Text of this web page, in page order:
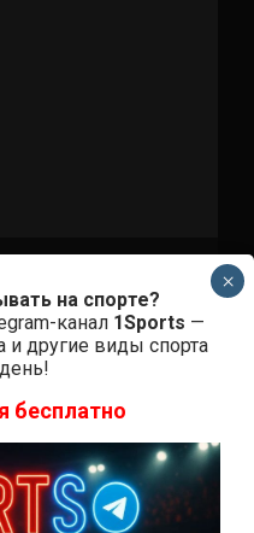
Долидзе
на спорте?
канал 1Sports —
и другие виды спорта
бесплатно
×